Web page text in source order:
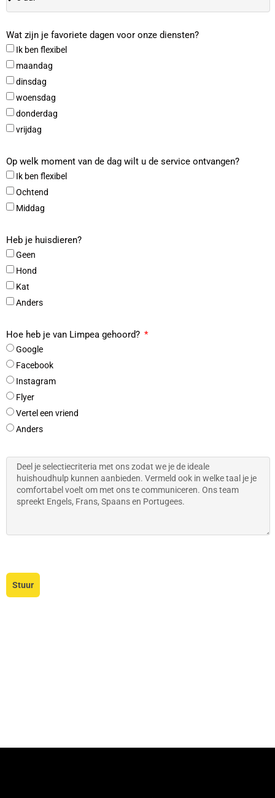
Wat zijn je favoriete dagen voor onze diensten?
Ik ben flexibel
maandag
dinsdag
woensdag
donderdag
vrijdag
Op welk moment van de dag wilt u de service ontvangen?
Ik ben flexibel
Ochtend
Middag
Heb je huisdieren?
Geen
Hond
Kat
Anders
Hoe heb je van Limpea gehoord?
Google
Facebook
Instagram
Flyer
Vertel een vriend
Anders
Stuur